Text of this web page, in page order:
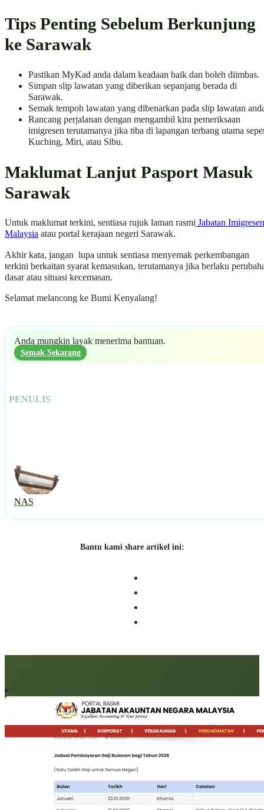
Tips Penting Sebelum Berkunjung
ke Sarawak
Pastikan MyKad anda dalam keadaan baik dan boleh diimbas.
Simpan slip lawatan yang diberikan sepanjang berada di
Sarawak.
Semak tempoh lawatan yang dibenarkan pada slip lawatan
Rancang perjalanan dengan mengambil kira pemeriksaan
imigresen terutamanya jika tiba di lapangan terbang utama
Kuching, Miri, atau Sibu.
Maklumat Lanjut Pasport Masuk
Sarawak
Untuk maklumat terkini, sentiasa rujuk laman rasmi Jabatan Imigresen
Malaysia atau portal kerajaan negeri Sarawak.
Akhir kata, jangan lupa untuk sentiasa menyemak perkembangan
terkini berkaitan syarat kemasukan, terutamanya jika berlaku
dasar atau situasi kecemasan.
Selamat melancong ke Bumi Kenyalang!
Anda mungkin layak menerima bantuan.
Semak Sekarang
PENULIS
NAS
Bantu kami share artikel ini: